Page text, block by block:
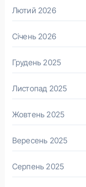
Лютий 2026
Січень 2026
Грудень 2025
Листопад 2025
Жовтень 2025
Вересень 2025
Серпень 2025